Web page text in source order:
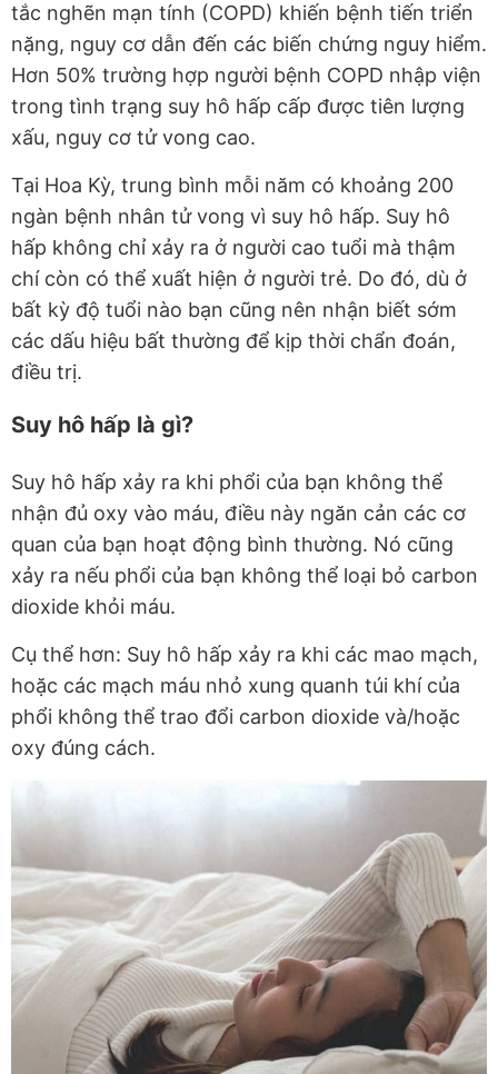
tắc nghẽn mạn tính (COPD) khiến bệnh tiến triển
nặng, nguy cơ dẫn đến các biến chứng nguy hiểm.
Hơn 50% trường hợp người bệnh COPD nhập viện
trong tình trạng suy hô hấp cấp được tiên lượng
xấu, nguy cơ tử vong cao.
Tại Hoa Kỳ, trung bình mỗi năm có khoảng 200
ngàn bệnh nhân tử vong vì suy hô hấp. Suy hô
hấp không chỉ xảy ra ở người cao tuổi mà thậm
chí còn có thể xuất hiện ở người trẻ. Do đó, dù ở
bất kỳ độ tuổi nào bạn cũng nên nhận biết sớm
các dấu hiệu bất thường để kịp thời chẩn đoán,
điều trị.
Suy hô hấp là gì?
Suy hô hấp xảy ra khi phổi của bạn không thể
nhận đủ oxy vào máu, điều này ngăn cản các cơ
quan của bạn hoạt động bình thường. Nó cũng
xảy ra nếu phổi của bạn không thể loại bỏ carbon
dioxide khỏi máu.
Cụ thể hơn: Suy hô hấp xảy ra khi các mao mạch,
hoặc các mạch máu nhỏ xung quanh túi khí của
phổi không thể trao đổi carbon dioxide và/hoặc
oxy đúng cách.